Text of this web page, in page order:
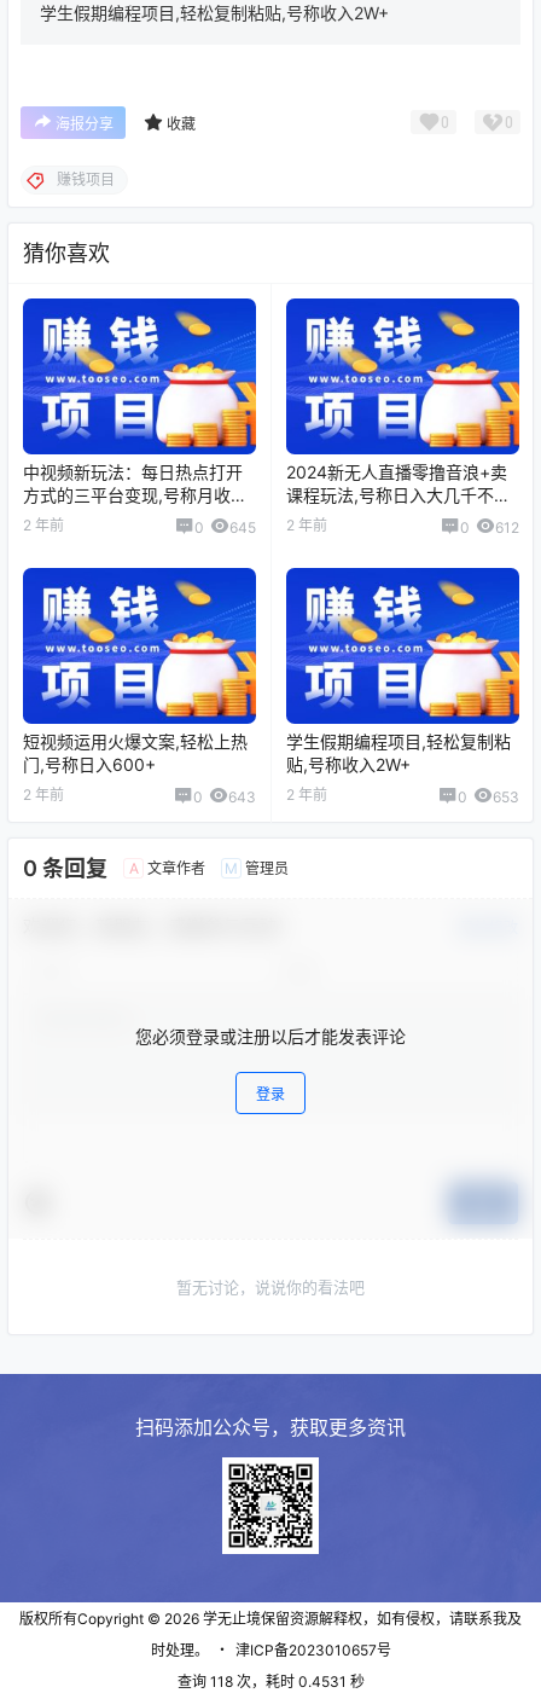
学生假期编程项目,轻松复制粘贴,号称收入2W+
海报分享 收藏 0 0
赚钱项目
猜你喜欢
中视频新玩法：每日热点打开
方式的三平台变现,号称月收益
轻松5000＋
2 年前 0 645
2024新无人直播零撸音浪+卖
课程玩法,号称日入大几千不是
梦
2 年前 0 612
短视频运用火爆文案,轻松上热
门,号称日入600+
2 年前 0 643
学生假期编程项目,轻松复制粘
贴,号称收入2W+
2 年前 0 653
0 条回复 A 文章作者 M 管理员
您必须登录或注册以后才能发表评论
登录
暂无讨论，说说你的看法吧
扫码添加公众号，获取更多资讯
版权所有Copyright © 2026 学无止境保留资源解释权，如有侵权，请联系我及
时处理。
・ 津ICP备2023010657号
查询 118 次，耗时 0.4531 秒